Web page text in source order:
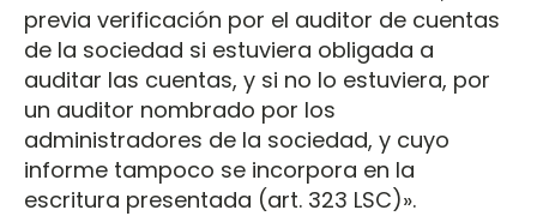
previa verificación por el auditor de cuentas
de la sociedad si estuviera obligada a
auditar las cuentas, y si no lo estuviera, por
un auditor nombrado por los
administradores de la sociedad, y cuyo
informe tampoco se incorpora en la
escritura presentada (art. 323 LSC)».